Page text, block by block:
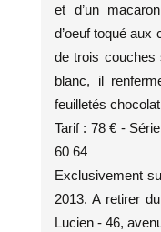
et d’un
d’oeuf toqué aux
de trois couches
blanc, il
feuilletés
Tarif : 78 € -
60 64
Exclusivement
2013. A retirer
Lucien - 46,